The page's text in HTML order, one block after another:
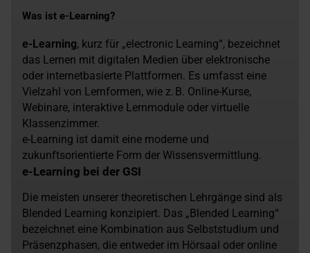
Was ist e-Learning?
e-Learning, kurz für „electronic Learning“, bezeichnet
das Lernen mit digitalen Medien über elektronische
oder internetbasierte Plattformen. Es umfasst eine
Vielzahl von Lernformen, wie z. B. Online-Kurse,
Webinare, interaktive Lernmodule oder virtuelle
Klassenzimmer.
e-Learning ist damit eine moderne und
zukunftsorientierte Form der Wissensvermittlung.
e-Learning bei der GSI
Die meisten unserer theoretischen Lehrgänge sind als
Blended Learning konzipiert. Das „Blended Learning“
bezeichnet eine Kombination aus Selbststudium und
Präsenzphasen, die entweder im Hörsaal oder online